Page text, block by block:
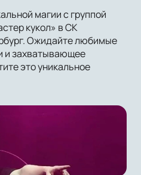
магии с группой
кукол» в СК
Ожидайте любимые
и захватывающее
это уникальное